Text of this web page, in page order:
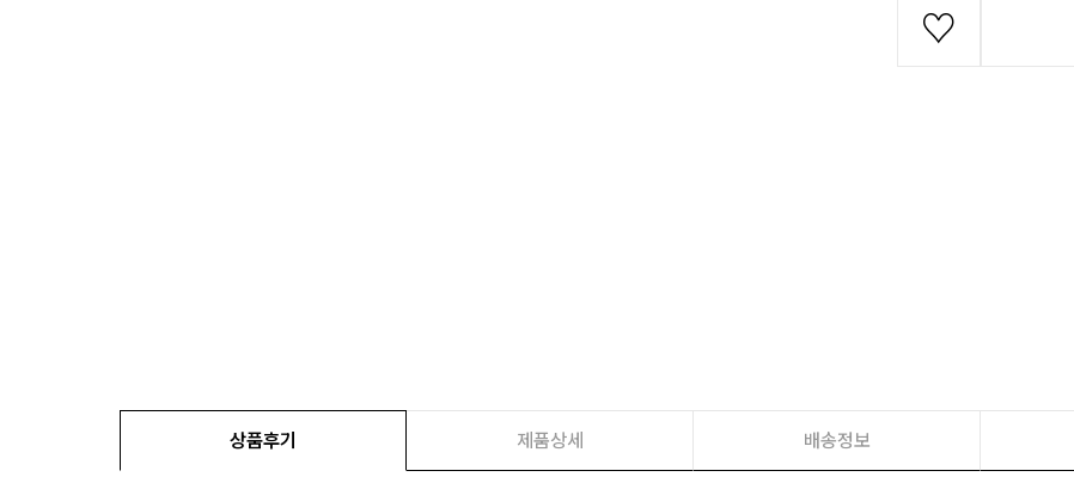
상품후기 제품상세 배송정보